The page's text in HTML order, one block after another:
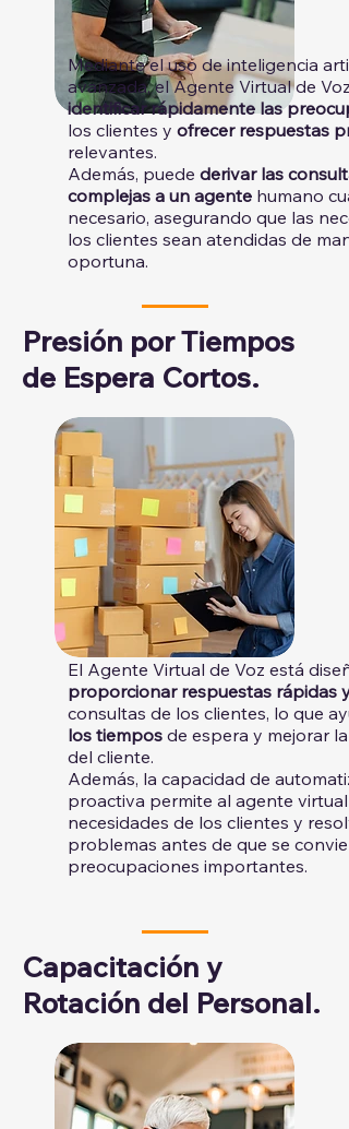
Mediante el uso de inteligencia
avanzada, el Agente Virtual de Voz
identificar rápidamente las
los clientes y ofrecer respuestas
relevantes.
Además, puede derivar las
complejas a un agente humano
necesario, asegurando que las
los clientes sean atendidas de
oportuna.
Presión por Tiempos
de Espera Cortos.
El Agente Virtual de Voz está
proporcionar respuestas rápidas y
consultas de los clientes, lo que
los tiempos de espera y mejorar la
del cliente.
Además, la capacidad de
proactiva permite al agente virtual
necesidades de los clientes y
problemas antes de que se
preocupaciones importantes.
Capacitación y
Rotación del Personal.